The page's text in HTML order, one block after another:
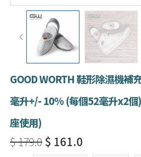
GOOD WORTH 鞋形除濕機補
毫升+/- 10% (每個52毫升x2個
座使用)
$ 179.0$ 161.0